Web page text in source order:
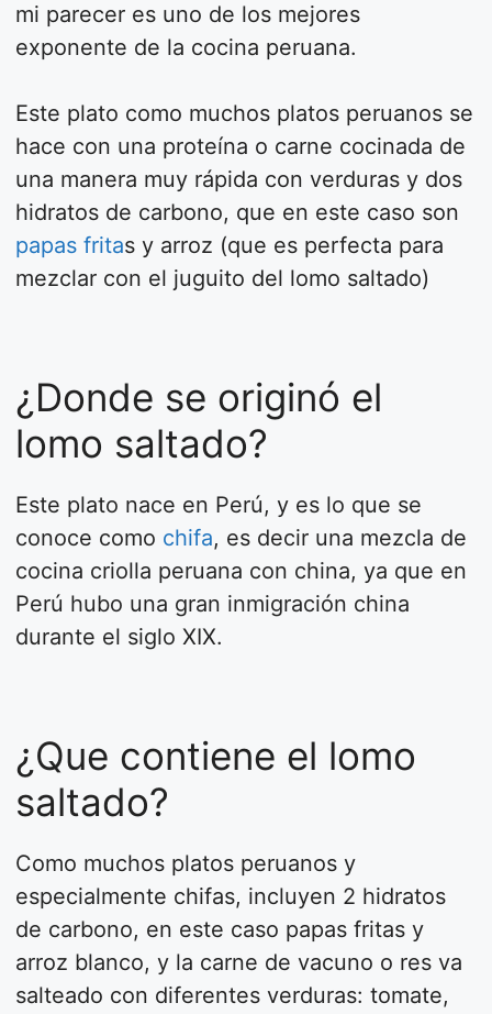
mi parecer es uno de los mejores
exponente de la cocina peruana.
Este plato como muchos platos peruanos se
hace con una proteína o carne cocinada de
una manera muy rápida con verduras y dos
hidratos de carbono, que en este caso son
papas fritas y arroz (que es perfecta para
mezclar con el juguito del lomo saltado)
¿Donde se originó el
lomo saltado?
Este plato nace en Perú, y es lo que se
conoce como chifa, es decir una mezcla de
cocina criolla peruana con china, ya que en
Perú hubo una gran inmigración china
durante el siglo XIX.
¿Que contiene el lomo
saltado?
Como muchos platos peruanos y
especialmente chifas, incluyen 2 hidratos
de carbono, en este caso papas fritas y
arroz blanco, y la carne de vacuno o res va
salteado con diferentes verduras: tomate,